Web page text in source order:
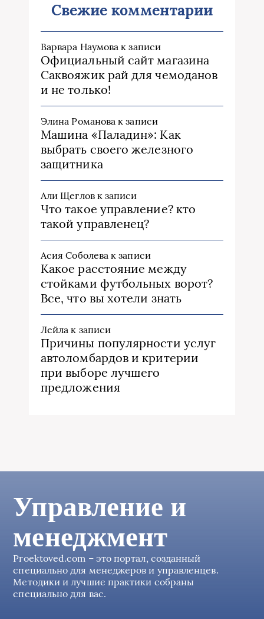
Свежие комментарии
Варвара Наумова к записи
Официальный сайт магазина
Саквояжик рай для чемоданов
и не только!
Элина Романова к записи
Машина «Паладин»: Как
выбрать своего железного
защитника
Али Щегловк записи
Что такое управление? кто
такой управленец?
Асия Соболева к записи
Какое расстояние между
стойками футбольных ворот?
Все, что вы хотели знать
Лейла к записи
Причины популярности услуг
автоломбардов и критерии
при выборе лучшего
предложения
Управление и
менеджмент
Proektoved.com – это портал, созданный
специально для менеджеров и управленцев.
Методики и лучшие практики собраны
специально для вас.